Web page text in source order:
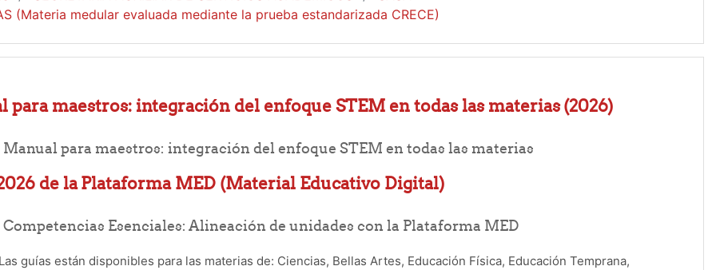
(Materia medular evaluada mediante la prueba estandarizada CRECE)
para maestros: integración del enfoque STEM en todas las materias(2026)
Manual para maestros: integración del enfoque STEM en todas las materias
Folder
de laPlataforma MED (Material Educativo Digital)
Competencias Esenciales: Alineación de unidades con la Plataforma MED
Folder
guías están disponibles para las materias de: Ciencias, Bellas Artes, Educación Física, Educación Temprana,